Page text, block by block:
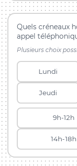
Quels créneaux
appel
Plusieurs choix
Lundi
Jeudi
9h-12h
14h-18h